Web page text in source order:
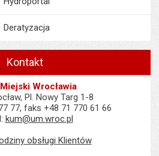
Deratyzacja
Kontakt
Wrocławia
Pl. Nowy Targ 1-8
77, faks +48 71 770 61 66
kum@um.wroc.pl
obsługi Klientów